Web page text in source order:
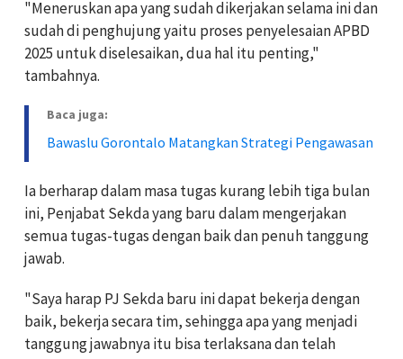
"Meneruskan apa yang sudah dikerjakan selama ini dan
sudah di penghujung yaitu proses penyelesaian APBD
2025 untuk diselesaikan, dua hal itu penting,"
tambahnya.
Baca juga:
Bawaslu Gorontalo Matangkan Strategi Pengawasan
Ia berharap dalam masa tugas kurang lebih tiga bulan
ini, Penjabat Sekda yang baru dalam mengerjakan
semua tugas-tugas dengan baik dan penuh tanggung
jawab.
"Saya harap PJ Sekda baru ini dapat bekerja dengan
baik, bekerja secara tim, sehingga apa yang menjadi
tanggung jawabnya itu bisa terlaksana dan telah